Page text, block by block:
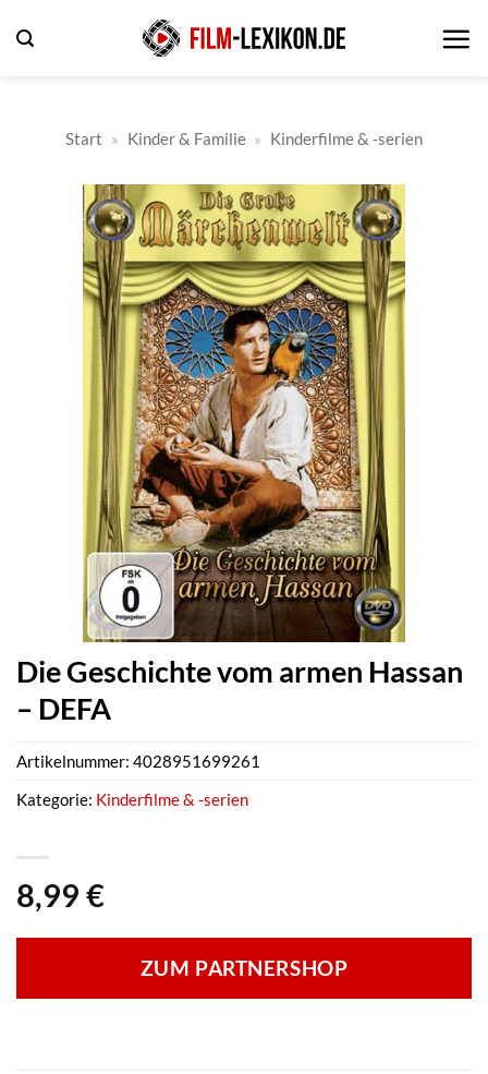
Inhalt
Start » Kinder & Familie » Kinderfilme & -serien
Die Geschichte vom armen Hassan
– DEFA
8,99 €
ZUM PARTNERSHOP
Artikelnummer: 4028951699261
Kategorie: Kinderfilme & -serien